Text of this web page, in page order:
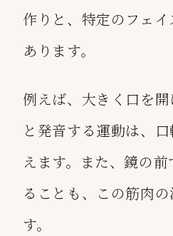
作りと、特定のフェ
あります。
例えば、大きく口を
と発音する運動は、
えます。また、鏡の
ることも、この筋肉
す。